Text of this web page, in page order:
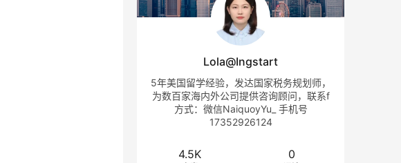
Lola@Ingstart
5年美国留学经验，发达国家税务规划师，
为数百家海内外公司提供咨询顾问，联系f
方式：微信NaiquoyYu_ 手机号
17352926124
4.5K 0